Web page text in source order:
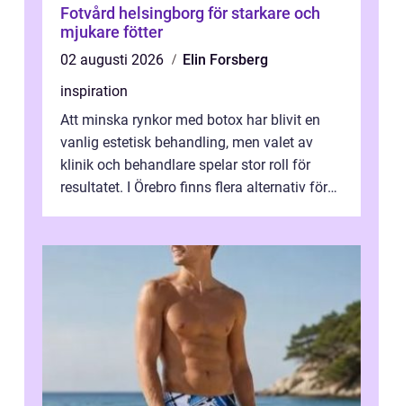
Fotvård helsingborg för starkare och
mjukare fötter
02 augusti 2026
Elin Forsberg
inspiration
Att minska rynkor med botox har blivit en
vanlig estetisk behandling, men valet av
klinik och behandlare spelar stor roll för
resultatet. I Örebro finns flera alternativ för